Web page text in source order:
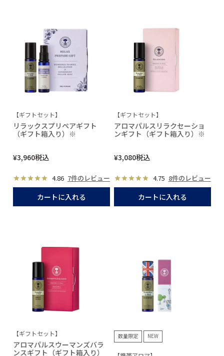
【ギフトセット】
リラックスプリペアギフト
（ギフト箱入り）※
¥3,960税込
4.86 7件のレビュー
カートに入れる
【ギフトセット】
アロマパルスリラクセーショ
ンギフト（ギフト箱入り）※
¥3,080税込
4.75 8件のレビュー
カートに入れる
【ギフトセット】
アロマパルスウーマンズバラ
ンスギフト（ギフト箱入り）
数量限定 NEW